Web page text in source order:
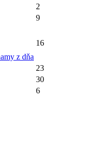
2
9
z dňa
16
23
30
6